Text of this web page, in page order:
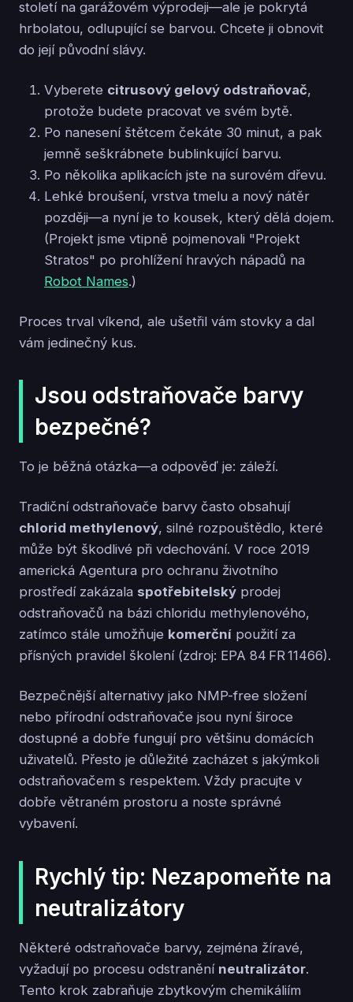
století na garážovém výprodeji—ale je pokrytá
hrbolatou, odlupující se barvou. Chcete ji obnovit
do její původní slávy.
Vyberete citrusový gelový odstraňovač,
protože budete pracovat ve svém bytě.
Po nanesení štětcem čekáte 30 minut, a pak
jemně seškrábnete bublinkující barvu.
Po několika aplikacích jste na surovém dřevu.
Lehké broušení, vrstva tmelu a nový nátěr
později—a nyní je to kousek, který dělá dojem.
(Projekt jsme vtipně pojmenovali "Projekt
Stratos" po prohlížení hravých nápadů na
Robot Names.)
Proces trval víkend, ale ušetřil vám stovky a dal
vám jedinečný kus.
Jsou odstraňovače barvy
bezpečné?
To je běžná otázka—a odpověď je: záleží.
Tradiční odstraňovače barvy často obsahují
chlorid methylenový, silné rozpouštědlo, které
může být škodlivé při vdechování. V roce 2019
americká Agentura pro ochranu životního
prostředí zakázala spotřebitelský prodej
odstraňovačů na bázi chloridu methylenového,
zatímco stále umožňuje komerční použití za
přísných pravidel školení (zdroj: EPA 84 FR 11466).
Bezpečnější alternativy jako NMP-free složení
nebo přírodní odstraňovače jsou nyní široce
dostupné a dobře fungují pro většinu domácích
uživatelů. Přesto je důležité zacházet s jakýmkoli
odstraňovačem s respektem. Vždy pracujte v
dobře větraném prostoru a noste správné
vybavení.
Rychlý tip: Nezapomeňte na
neutralizátory
Některé odstraňovače barvy, zejména žíravé,
vyžadují po procesu odstranění neutralizátor.
Tento krok zabraňuje zbytkovým chemikáliím